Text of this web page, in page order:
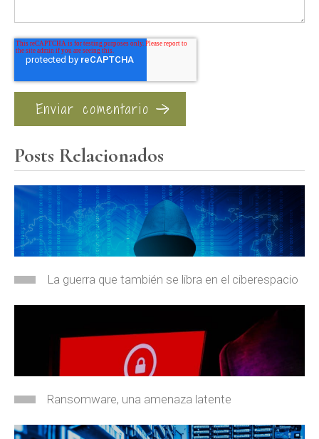
Posts Relacionados
La guerra que también se libra en el ciberespacio
Ransomware, una amenaza latente